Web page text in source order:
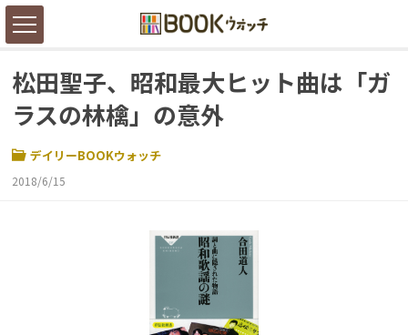
松田聖子、昭和最大ヒット曲は「ガ
ラスの林檎」の意外
デイリーBOOKウォッチ
2018/6/15